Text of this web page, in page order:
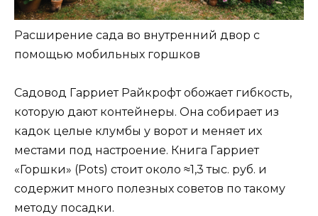
Расширение сада во внутренний двор с
помощью мобильных горшков
Садовод Гарриет Райкрофт обожает гибкость,
которую дают контейнеры. Она собирает из
кадок целые клумбы у ворот и меняет их
местами под настроение. Книга Гарриет
«Горшки» (Pots) стоит около ≈1,3 тыс. руб. и
содержит много полезных советов по такому
методу посадки.